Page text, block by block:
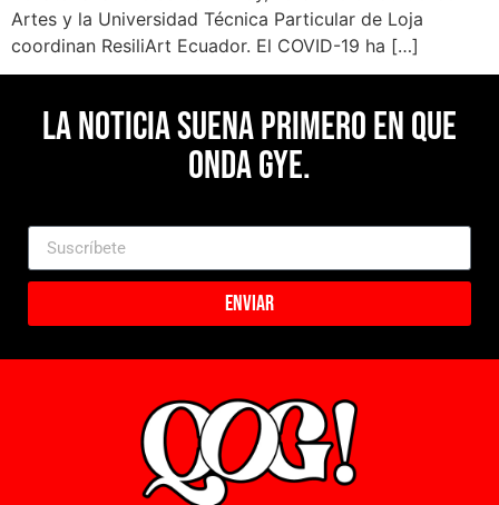
Artes y la Universidad Técnica Particular de Loja
coordinan ResiliArt Ecuador. El COVID-19 ha […]
La noticia suena primero en Que
Onda Gye.
Enviar